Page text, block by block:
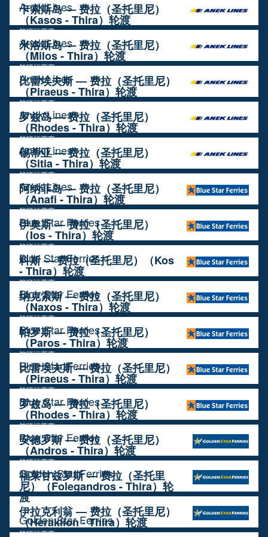
Anek Lines
卡索斯岛 — 费拉（圣托里尼）
（Kasos - Thira）轮渡
航班运营商
Anek Lines
米洛斯岛 — 费拉（圣托里尼）
（Milos - Thira）轮渡
航班运营商
Anek Lines
比雷埃夫斯 — 费拉（圣托里尼）
（Piraeus - Thira）轮渡
航班运营商
Anek Lines
罗兹岛 — 费拉（圣托里尼）
（Rhodes - Thira）轮渡
航班运营商
Anek Lines
锡蒂亚 — 费拉（圣托里尼）
（Sitia - Thira）轮渡
航班运营商
Anek Lines
阿纳菲岛 — 费拉（圣托里尼）
（Anafi - Thira）轮渡
航班运营商
Blue Star Ferries
伊奥斯 — 费拉（圣托里尼）
（Ios - Thira）轮渡
航班运营商
Blue Star Ferries
科斯 — 费拉（圣托里尼）（Kos
- Thira）轮渡
航班运营商
Blue Star Ferries
纳克索斯 — 费拉（圣托里尼）
（Naxos - Thira）轮渡
航班运营商
Blue Star Ferries
帕罗斯 — 费拉（圣托里尼）
（Paros - Thira）轮渡
航班运营商
Blue Star Ferries
比雷埃夫斯 — 费拉（圣托里尼）
（Piraeus - Thira）轮渡
航班运营商
Blue Star Ferries
罗兹岛 — 费拉（圣托里尼）
（Rhodes - Thira）轮渡
航班运营商
Blue Star Ferries
安德罗斯 — 费拉（圣托里尼）
（Andros - Thira）轮渡
航班运营商
Golden Star Ferries
福莱甘兹罗斯 — 费拉（圣托里
尼）（Folegandros - Thira）轮
渡
航班运营商
Golden Star Ferries
伊拉克利翁 — 费拉（圣托里尼）
（Heraklion - Thira）轮渡
航班运营商